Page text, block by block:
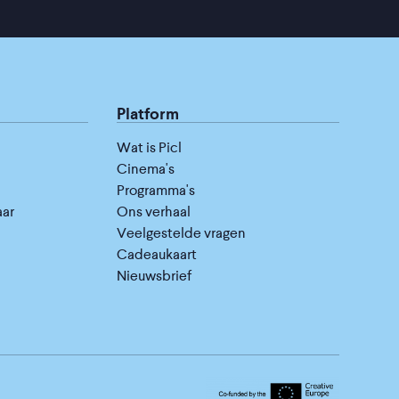
Platform
Wat is Picl
Cinema's
Programma's
Ons verhaal
Veelgestelde vragen
Cadeaukaart
Nieuwsbrief